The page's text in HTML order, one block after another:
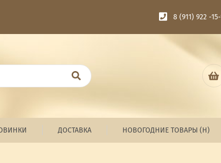
8 (911) 922 -
ДОСТАВКА НОВОГОДНИЕ ТОВАРЫ (Н)